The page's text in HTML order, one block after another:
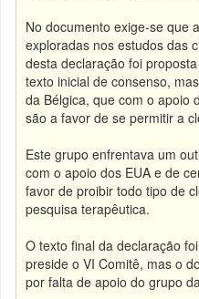
No documento exige-se que
exploradas nos estudos das
desta declaração foi
texto inicial de consenso,
da Bélgica, que com o apoio
são a favor de se permitir a
Este grupo enfrentava um
com o apoio dos EUA e de
favor de proibir todo tipo de
pesquisa terapêutica.
O texto final da declaração
preside o VI Comitê, mas o
por falta de apoio do grupo